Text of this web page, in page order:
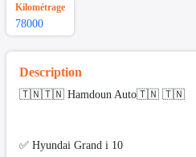
Kilométrage
78000
Description
🇹🇳🇹🇳 Hamdoun Auto🇹🇳 🇹🇳
✅ Hyundai Grand i 10